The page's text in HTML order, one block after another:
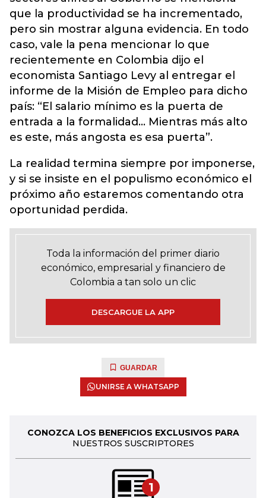
que la productividad se ha incrementado,
pero sin mostrar alguna evidencia. En todo
caso, vale la pena mencionar lo que
recientemente en Colombia dijo el
economista Santiago Levy al entregar el
informe de la Misión de Empleo para dicho
país: “El salario mínimo es la puerta de
entrada a la formalidad… Mientras más alto
es este, más angosta es esa puerta”.
La realidad termina siempre por imponerse,
y si se insiste en el populismo económico el
próximo año estaremos comentando otra
oportunidad perdida.
Toda la información del primer diario
económico, empresarial y financiero de
Colombia a tan solo un clic
DESCARGUE LA APP
GUARDAR
UNIRSE A WHATSAPP
CONOZCA LOS BENEFICIOS EXCLUSIVOS PARA
NUESTROS SUSCRIPTORES
1